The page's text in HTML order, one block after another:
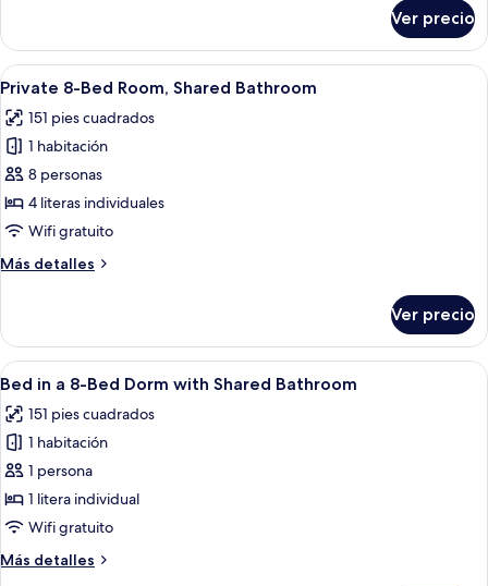
Bathroom
6-
Bed
Room
Private
Bathroom
Ver precio
Abrir
todas
las
fotos
de
Private
8-
Room,
Un dormitorio con literas, dos
8
Private 8-Bed Room, Shared Bathroom
151 pies cuadrados
1 habitación
8 personas
4 literas individuales
Wifi gratuito
Más detalles
Más
8-
Bed
Room,
Bathroom
Ver precio
Abrir
todas
las
fotos
de
Bed
in
8-
Un dormitorio con literas, dos
7
Bed in a 8-Bed Dorm with Shared Bathroom
151 pies cuadrados
1 habitación
1 persona
1 litera individual
Wifi gratuito
Más detalles
Más